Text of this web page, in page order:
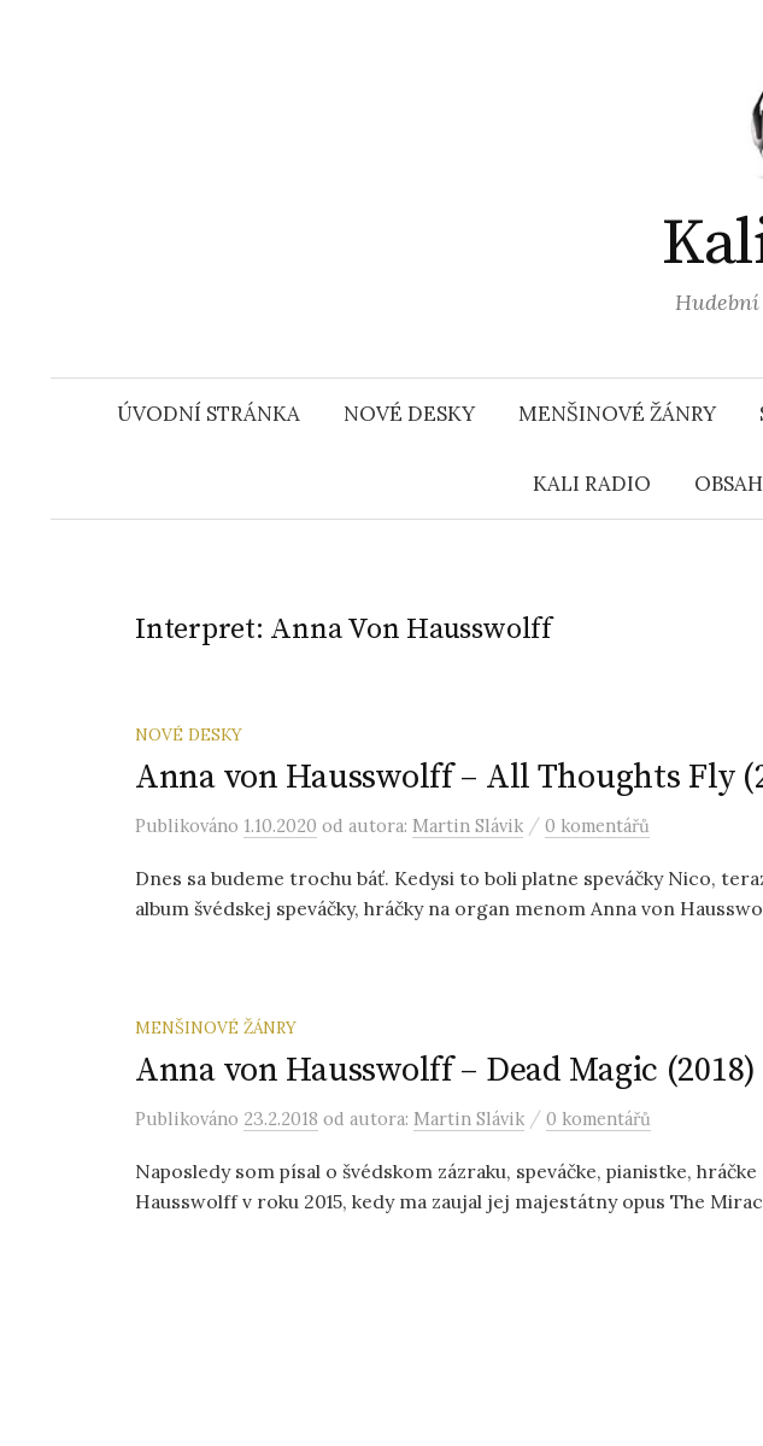
ÚVODNÍ STRÁNKA NOVÉ DESKY MENŠINOVÉ ŽÁNRY
KALI RADIO OBSAH
Interpret: Anna Von Hausswolff
NOVÉ DESKY
Anna von Hausswolff – All Thoughts Fly
Publikováno 1.10.2020 od autora: Martin Slávik / 0 komentářů
Dnes sa budeme trochu báť. Kedysi to boli platne speváčky Nico,
album švédskej speváčky, hráčky na organ menom Anna von
MENŠINOVÉ ŽÁNRY
Anna von Hausswolff – Dead Magic (2018)
Publikováno 23.2.2018 od autora: Martin Slávik / 0 komentářů
Naposledy som písal o švédskom zázraku, speváčke, pianistke,
Hausswolff v roku 2015, kedy ma zaujal jej majestátny opus The